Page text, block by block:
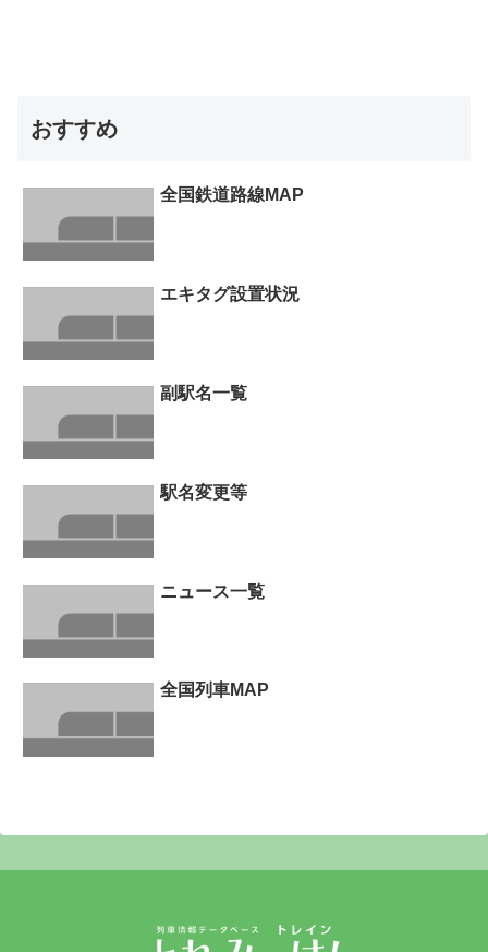
おすすめ
全国鉄道路線MAP
エキタグ設置状況
副駅名一覧
駅名変更等
ニュース一覧
全国列車MAP